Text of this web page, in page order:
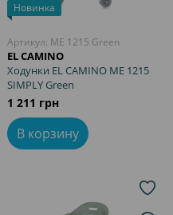
Новинка
Артикул: ME 1215 Green
EL CAMINO
Ходунки EL CAMINO ME 1215
SIMPLY Green
1 211 грн
В корзину